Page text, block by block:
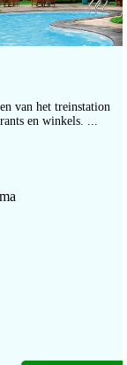
van het treinstation
en winkels. ...